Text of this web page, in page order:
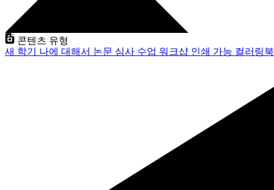
콘텐츠 유형
새 학기 나에 대해서 논문 심사 수업 워크샵 인쇄 가능 컬러링북